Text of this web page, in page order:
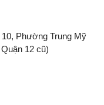
Phường Trung Mỹ
12 cũ)